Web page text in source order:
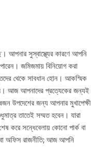
আপনার সুস্বাস্থ্যের কারণে আপনি
জমিজমায় বিনিয়োগ করা
থেকে সাবধান হোন। আকস্মিক
আজ আপনাদের প্রত্যেকের জন্যই
উপদেশের জন্য আপনার মুখাপেক্ষী
তাতেই সম্মত হবেন। যারা
করে সন্ধেবেলায় কোনো পার্ক বা
অফিস রাজনীতি; আজ আপনি